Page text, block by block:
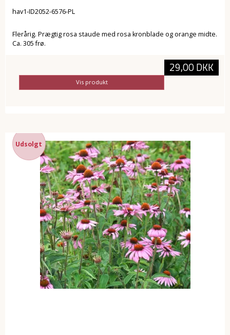
hav1-ID2052-6576-PL
Flerårig. Prægtig rosa staude med rosa kronblade og orange midte.
Ca. 305 frø.
29,00 DKK
Vis produkt
Udsolgt